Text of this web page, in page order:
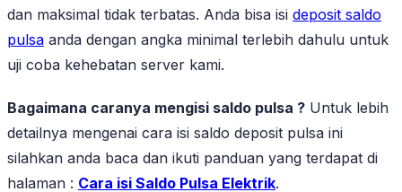
dan maksimal tidak terbatas. Anda bisa isi deposit saldo
pulsa anda dengan angka minimal terlebih dahulu untuk
uji coba kehebatan server kami.
Bagaimana caranya mengisi saldo pulsa ? Untuk lebih
detailnya mengenai cara isi saldo deposit pulsa ini
silahkan anda baca dan ikuti panduan yang terdapat di
halaman : Cara isi Saldo Pulsa Elektrik.